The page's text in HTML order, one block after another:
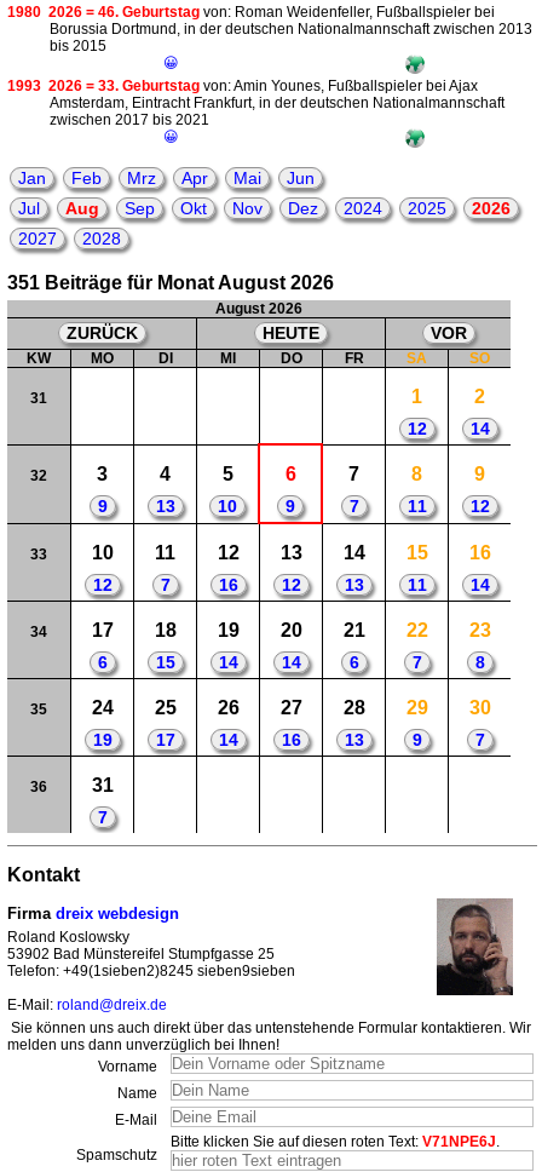
1980 2026 = 46. Geburtstag von: Roman Weidenfeller, Fußballspieler bei
Borussia Dortmund, in der deutschen Nationalmannschaft zwischen 2013
bis 2015
😀
1993 2026 = 33. Geburtstag von: Amin Younes, Fußballspieler bei Ajax
Amsterdam, Eintracht Frankfurt, in der deutschen Nationalmannschaft
zwischen 2017 bis 2021
😀
Jan Feb Mrz Apr Mai
Jun
Jul
Aug Sep Okt Nov Dez 2024 2025
2026
2027
2028
351 Beiträge für Monat August 2026
August 2026
ZURÜCK HEUTE VOR
KW MO DI MI DO FR SA SO
31 1
12
2
14
32 3
9
4
13
5
10
6
9
7
7
8
11
9
12
33 10
12
11
7
12
16
13
12
14
13
15
11
16
14
34 17
6
18
15
19
14
20
14
21
6
22
7
23
8
35 24
19
25
17
26
14
27
16
28
13
29
9
30
7
36 31
7
Kontakt
Firma dreix webdesign
Roland Koslowsky
53902 Bad Münstereifel Stumpfgasse 25
Telefon: +49(1sieben2)8245 sieben9sieben
E-Mail: roland@dreix.de
Sie können uns auch direkt über das untenstehende Formular kontaktieren. Wir
melden uns dann unverzüglich bei Ihnen!
Vorname
Name
E-Mail
Spamschutz
Bitte klicken Sie auf diesen roten Text: V71NPE6J.